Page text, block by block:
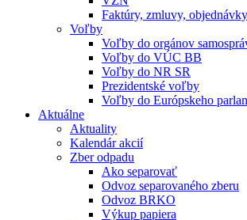
Faktúry, zmluvy,
Voľby
Voľby do orgánov
Voľby do VÚC BB
Voľby do NR SR
Prezidentské voľby
Voľby do Európskeho
Aktuálne
Aktuality
Kalendár akcií
Zber odpadu
Ako separovať
Odvoz separovaného zberu
Odvoz BRKO
Výkup papiera